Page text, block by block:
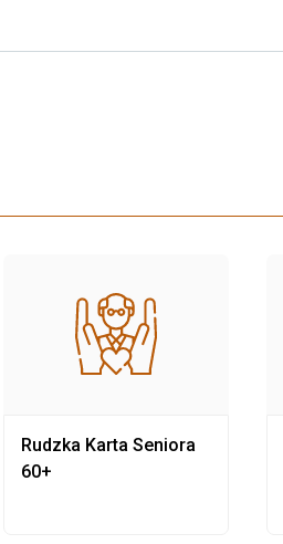
Rudzka Karta Seniora
60+